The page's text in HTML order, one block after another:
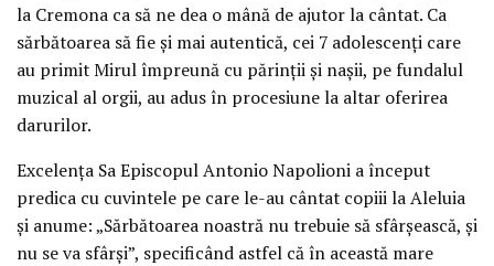
la Cremona ca să ne dea o mână de ajutor la cântat. Ca
sărbătoarea să fie și mai autentică, cei 7 adolescenți care
au primit Mirul împreună cu părinții și nașii, pe fundalul
muzical al orgii, au adus în procesiune la altar oferirea
darurilor.
Excelența Sa Episcopul Antonio Napolioni a început
predica cu cuvintele pe care le-au cântat copiii la Aleluia
și anume: „Sărbătoarea noastră nu trebuie să sfârșească, și
nu se va sfârși”, specificând astfel că în această mare